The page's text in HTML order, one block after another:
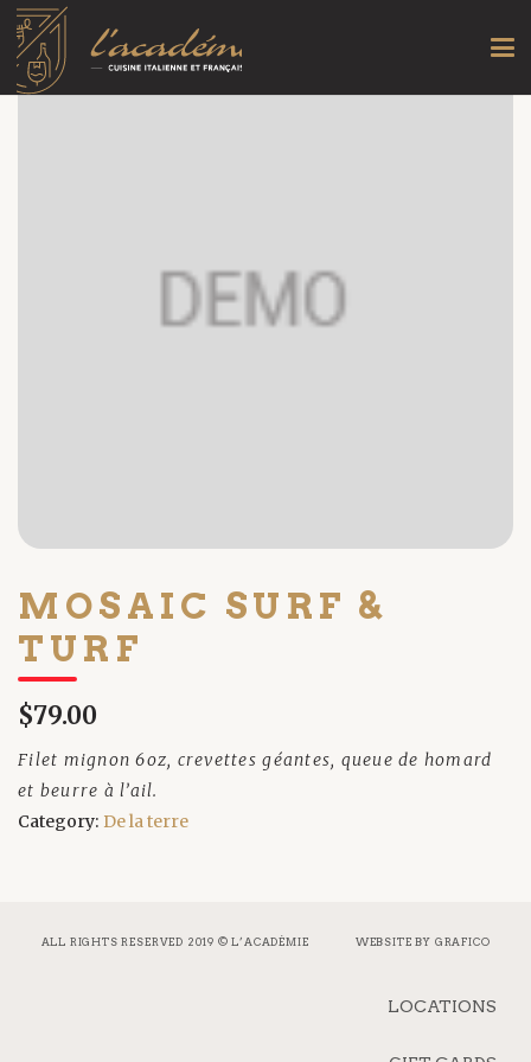
MOSAIC SURF &
TURF
$79.00
Filet mignon 6oz, crevettes géantes, queue de homard
et beurre à l’ail.
Category: De la terre
ALL RIGHTS RESERVED 2019 © L’ACADÉMIE WEBSITE BY GRAFICO
LOCATIONS